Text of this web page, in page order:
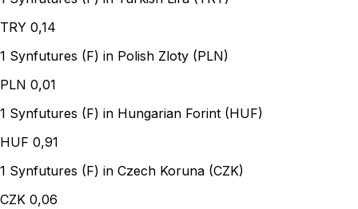
TRY 0,14
1 Synfutures (F) in Polish Zloty (PLN)
PLN 0,01
1 Synfutures (F) in Hungarian Forint (HUF)
HUF 0,91
1 Synfutures (F) in Czech Koruna (CZK)
CZK 0,06